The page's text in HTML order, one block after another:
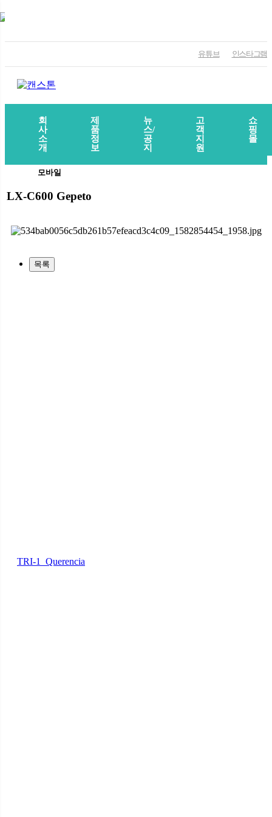
유튜브 인스타그램
회
사
소
개
제
품
정
보
뉴
스/
공
지
고
객
지
원
쇼
핑
몰
모바일
LX-C600 Gepeto
목록
TRI-1_Querencia